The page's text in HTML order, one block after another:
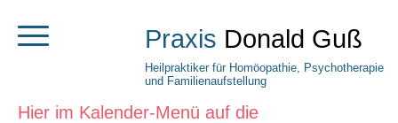
Praxis Donald Guß
Heilpraktiker für Homöopathie, Psychotherapie
und Familienaufstellung
Hier im Kalender-Menü auf die